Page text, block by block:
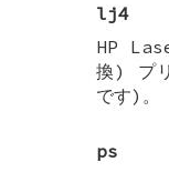
lj4
HP
換) プ
です)。
ps